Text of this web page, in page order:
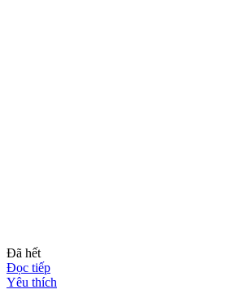
Đã hết
Đọc tiếp
Yêu thích